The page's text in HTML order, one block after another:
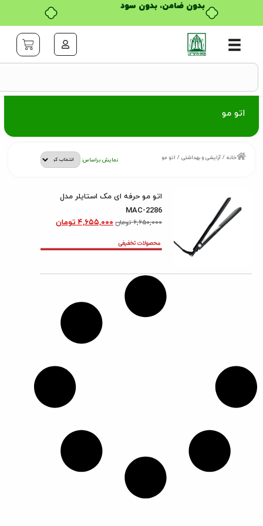
بدون ضامن، بدون سود
و بهداشتی/ اتو مو نمایش براساس:
اتو مو حرفه ای مک استایلر مدل
۶,۶۵۰,۰۰۰ ۴,۶۵۵,۰۰۰ تومان